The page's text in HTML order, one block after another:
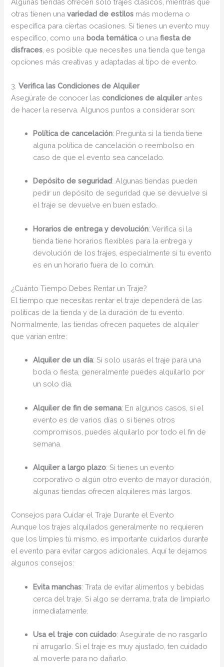
Algunas tiendas ofrecen solo trajes clásicos, mientras que
otras tienen unavariedad de estilos más moderna o
específica para ciertas ocasiones. Si tienes un evento muy
específico, como una boda temáticao unafiesta de
disfraces , es posible que necesites una tienda que tenga
opciones más creativas y adaptadas al tipo de evento.
3.Verifica las Condiciones de Alquiler
Asegúrate de conocer lascondiciones de alquilerantes
de hacer la reserva. Algunos puntos a considerar son:
Política de cancelación: Pregunta si la tienda tiene
alguna política de cancelación o reembolso en
caso de que el evento sea cancelado.
Depósito de seguridad: Algunas tiendas pueden
pedir un depósito de seguridad que se devuelve si
el traje se devuelve en buen estado.
Horarios de entrega y devolución: Verifica si la
tienda tiene horarios flexibles para la entrega y
devolución de los trajes, especialmente si tu evento
es en un horario fuera de lo común.
¿Cuánto Tiempo Debes Rentar un Traje?
El tiempo que necesitas rentar el traje dependerá de las
políticas de la tienda y de la duración de tu evento.
Normalmente, las tiendas ofrecen paquetes de alquiler
que varían entre:
Alquiler de un día: Si solo usarás el traje para una
boda o fiesta, generalmente puedes alquilarlo por
un solo día.
Alquiler de fin de semana: En algunos casos, si el
evento es de varios días o si tienes otros
compromisos, puedes alquilarlo por todo el fin de
semana.
Alquiler a largo plazo: Si tienes un evento
corporativo o algún otro evento de mayor duración,
algunas tiendas ofrecen alquileres más largos.
Consejos para Cuidar el Traje Durante el Evento
Aunque los trajes alquilados generalmente no requieren
que los limpies tú mismo, es importante cuidarlos durante
el evento para evitar cargos adicionales. Aquí te dejamos
algunos consejos:
Evita manchas: Trata de evitar alimentos y bebidas
cerca del traje. Si algo se derrama, trata de limpiarlo
inmediatamente.
Usa el traje con cuidado: Asegúrate de no rasgarlo
ni arrugarlo. Si el traje es muy ajustado, ten cuidado
al moverte para no dañarlo.